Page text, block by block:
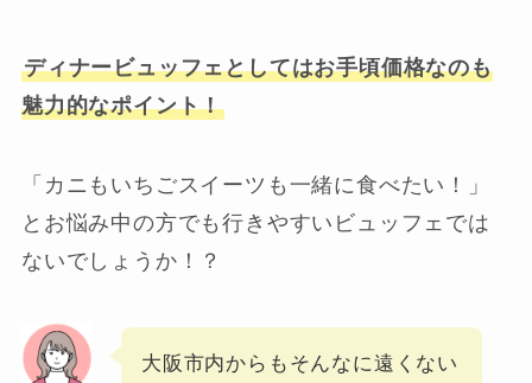
ディナービュッフェとしてはお手頃価格なのも
魅力的なポイント！
「カニもいちごスイーツも一緒に食べたい！」
とお悩み中の方でも行きやすいビュッフェでは
ないでしょうか！？
大阪市内からもそんなに遠くない